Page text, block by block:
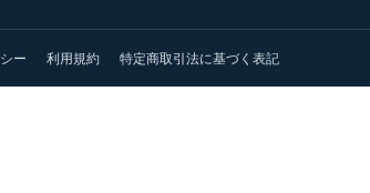
ー 利用規約 特定商取引法に基づく表記